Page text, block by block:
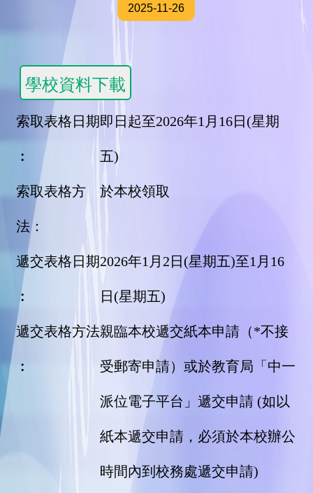
2025-11-26
索取表格日期
︰
即日起至2026年1月16日(星期
五)
索取表格方
法：
於本校領取
遞交表格日期
︰
2026年1月2日(星期五)至1月16
日(星期五)
遞交表格方法
︰
親臨本校遞交紙本申請（*不接
受郵寄申請）或於教育局「中一
派位電子平台」遞交申請 (如以
紙本遞交申請，必須於本校辦公
時間內到校務處遞交申請)